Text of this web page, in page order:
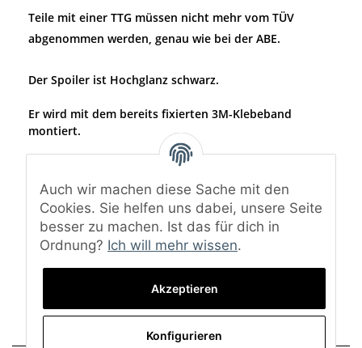
Teile mit einer TTG müssen nicht mehr vom TÜV
abgenommen werden, genau wie bei der ABE.
Der Spoiler ist Hochglanz schwarz.
Er wird mit dem bereits fixierten 3M-Klebeband
montiert.
Oberfläche: Hochglanz schwarz
(Bei dem Spoiler ist nur die Oberseite lackiert. Die
Unterseite ist schwarz matt.)
Lieferumfang: Heckspoiler Lippe, TTG-Gutachten und
Montagematerial
Auch wir machen diese Sache mit den
Cookies. Sie helfen uns dabei, unsere Seite
besser zu machen. Ist das für dich in
Ordnung? Ich will mehr wissen.
Akzeptieren
Konfigurieren